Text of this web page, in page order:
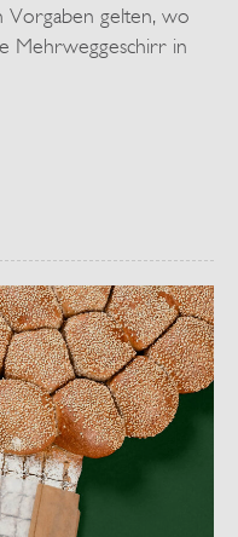
Vorgaben gelten, wo
Mehrweggeschirr in